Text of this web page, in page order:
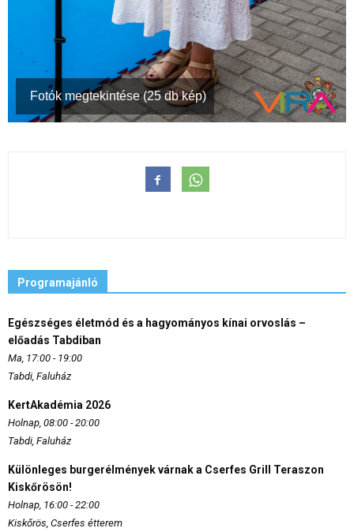
Fotók megtekintése (25 db kép)
Programajánló
Egészséges életmód és a hagyományos kínai orvoslás –
előadás Tabdiban
Ma, 17:00 - 19:00
Tabdi, Faluház
KertAkadémia 2026
Holnap, 08:00 - 20:00
Tabdi, Faluház
Különleges burgerélmények várnak a Cserfes Grill Teraszon
Kiskőrösön!
Holnap, 16:00 - 22:00
Kiskőrös, Cserfes étterem